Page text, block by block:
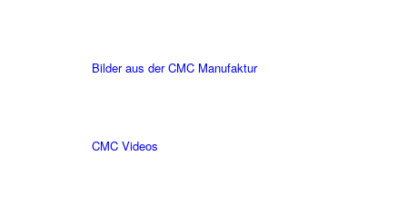
Bilder aus der CMC Manufaktur
CMC Videos